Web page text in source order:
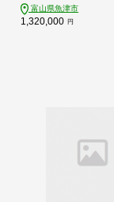
ゼント 富山 富山県 魚
の配送不可
富山県魚津市
1,320,000 円